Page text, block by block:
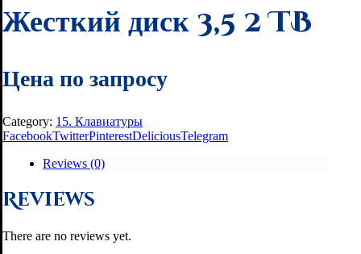
Жесткий диск 3,5 2 TB
Цена по запросу
Category: 15. Клавиатуры
FacebookTwitterPinterestDeliciousTelegram
Reviews (0)
Reviews
There are no reviews yet.